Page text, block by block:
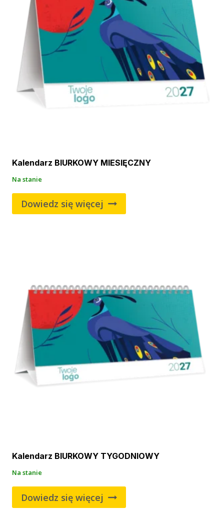
Kalendarz BIURKOWY MIESIĘCZNY
Na stanie
Dowiedz się więcej
Kalendarz BIURKOWY TYGODNIOWY
Na stanie
Dowiedz się więcej